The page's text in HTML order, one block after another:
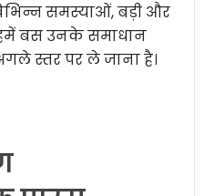
समस्याओं, बड़ी और
हमें बस उनके समाधान
स्तर पर ले जाना है।